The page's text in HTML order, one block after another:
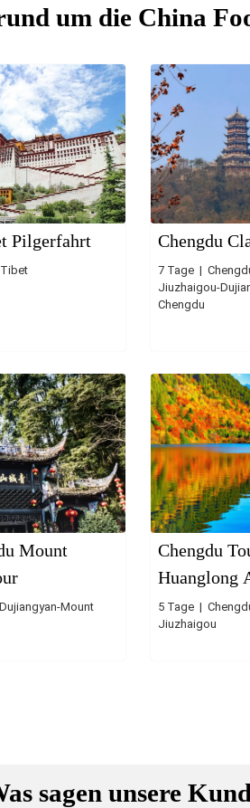
um die China
Pilgerfahrt Chengdu
7 Tage |
Jiuzhaigou-
Chengdu
Mount
Mount
Chengdu
Huanglong
5 Tage |
Jiuzhaigou
sagen unsere